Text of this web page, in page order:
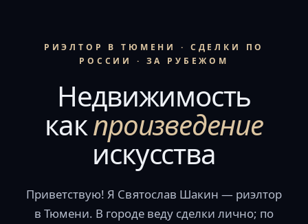
РИЭЛТОР В ТЮМЕНИ · СДЕЛКИ ПО
РОССИИ · ЗА РУБЕЖОМ
Недвижимость
какпроизведение
искусства
Приветствую! Я Святослав Шакин — риэлтор
в Тюмени. В городе веду сделки лично; по